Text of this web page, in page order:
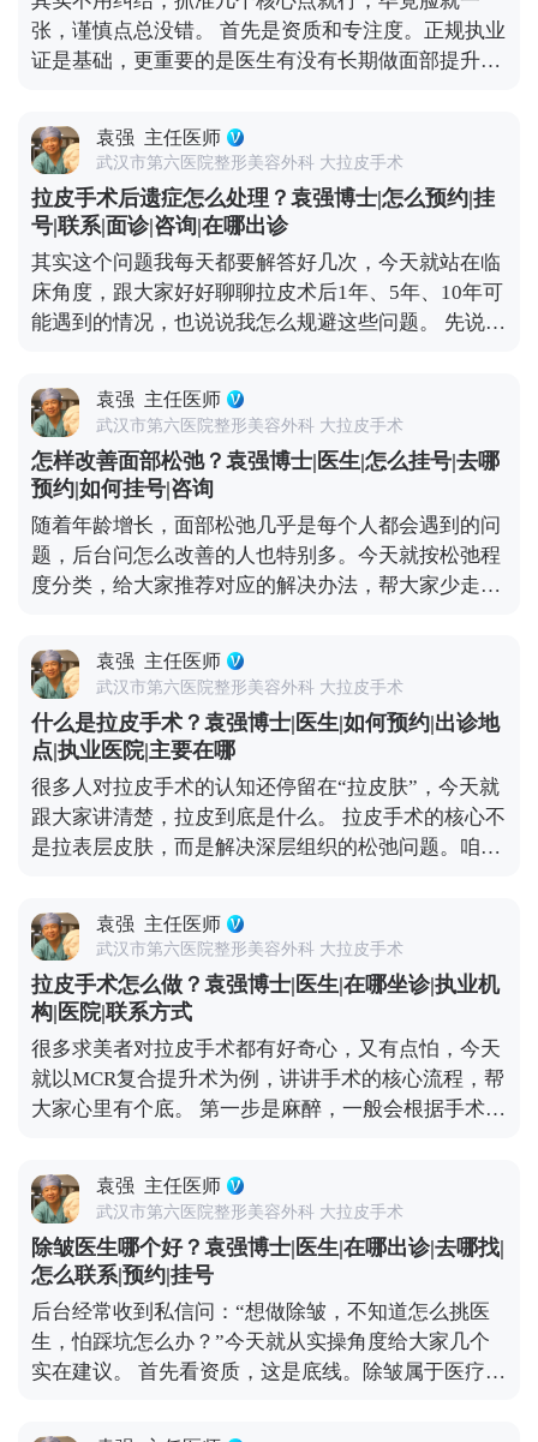
复合提升术的问题，可以去官方媒体平台（公众号、
百家号、小红薯）预约面诊，详细了解。
经是静态纹，或者是中重度松弛导致的法令纹，就需
要结合填充、提升等综合方式，比如MCR复合提升
术，从深层提升组织，既能改善松弛，也能淡化纹
常护理，再根据自身情况做科学的医美干预，才能更
高效地对抗法令纹。 想知道更多关于MCR复合提升
术的问题，可以去官方媒体平台（公众号、百家号、
小红薯）预约面诊，详细了解。
张，谨慎点总没错。 首先是资质和专注度。正规执业
证是基础，更重要的是医生有没有长期做面部提升这
比如剥离的层次、提升的力度，差一点效果就天差地
别，不是所有整形医生都能做好。 然后一定要看真实
案例。有经验的医生，手里肯定有大量术前术后对比
案例，而且得是完整的恢复周期案例，不是只放几张
精修图。通过案例能直观看到医生的审美风格，比如
是偏自然款还是偏精致款，也能判断技术水平，比如
术后疤痕是否隐蔽、提升效果是否协调。 还有很关键
的一点是沟通。好的医生不会一上来就推项目，而是
构做定制方案。另外术后跟进也不能少，负责任的医
生会在术后每天了解恢复情况，有问题及时处理，而
不是做完手术就不管了。小切口提升是医疗行为，多
花点时间选对医生，比什么都重要。 想知道更多关于
MCR复合提升术的问题，可以去官方媒体平台（公众
号、百家号、小红薯）预约面诊，详细了解。
袁强 主任医师
武汉市第六医院整形美容外科 大拉皮手术
拉皮手术后遗症怎么处理？袁强博士|怎么预约|挂
号|联系|面诊|咨询|在哪出诊
其实这个问题我每天都要解答好几次，今天就站在临
床角度，跟大家好好聊聊拉皮术后1年、5年、10年可
能遇到的情况，也说说我怎么规避这些问题。 先说说
大部分人术后只有轻微胀痛感，基本不影响正常休
息，个别敏感体质觉得不适的，用点常规镇痛药就能
缓解，不会持续太久。 再说说大家怕的“皮肉分离”，
那种“皮笑肉不笑”的僵硬感，其实大多是手术只拉了
表层皮肤，没处理深层组织导致的。像MCR复合提升
术这样的正规拉皮，都会分层处理，皮肤、筋膜、脂
肪、肌肉这些层次都要精细剥离再复位，就是为了避
免这种不自然的状态。 疤痕问题也不用过度担心。现
蔽位置，术后1-3个月疤痕会慢慢淡化，基本看不出
来，也不会因为拉扯让耳朵变形。至于五官变形、表
情丧失，核心是提拉方向和神经保护的问题，我临床
比较习惯用多矢量提升的方式，结合对解剖结构的熟
悉度，尽量避开重要神经，保证术后表情自然。 说到
底，拉皮的安全和效果，核心还是看医生的技术和经
验。选对人，才能真正实现自然持久的年轻化。 想知
道更多关于MCR复合提升术的问题，可以去官方媒体
解。
袁强 主任医师
武汉市第六医院整形美容外科 大拉皮手术
怎样改善面部松弛？袁强博士|医生|怎么挂号|去哪
预约|如何挂号|咨询
随着年龄增长，面部松弛几乎是每个人都会遇到的问
题，后台问怎么改善的人也特别多。今天就按松弛程
度分类，给大家推荐对应的解决办法，帮大家少走弯
致，有少量细纹，没出现明显下垂，优先选非手术方
式。像光电、超声刀这些，能刺激皮肤胶原再生，让
皮肤变紧致；线雕则是通过物理提拉，即时改善轻微
下垂，这些方法创伤小、恢复快，不影响正常生活。
如果是中度松弛，比如苹果肌开始下垂、法令纹明
显、眼角有轻微耷拉，非手术方式效果有限，就可以
考虑拉皮手术，比如MCR复合提升术，能精准解决局
部下垂问题。 如果是重度松弛，比如面部组织明显下
要传统拉皮手术了。它能深层提拉筋膜和肌肉，从根
源上解决松弛问题，效果也更持久。 另外提醒大家，
日常护肤、坚持防晒、健康饮食和适度运动，能延缓
皮肤松弛的速度。改善松弛没有统一答案，关键是先
判断自己的松弛程度，再在专业医生指导下选适合自
己的方案。 想知道更多关于MCR复合提升术的问
题，可以去官方媒体平台（公众号、百家号、小红
薯）预约面诊，详细了解。
袁强 主任医师
武汉市第六医院整形美容外科 大拉皮手术
什么是拉皮手术？袁强博士|医生|如何预约|出诊地
点|执业医院|主要在哪
很多人对拉皮手术的认知还停留在“拉皮肤”，今天就
跟大家讲清楚，拉皮到底是什么。 拉皮手术的核心不
是拉表层皮肤，而是解决深层组织的松弛问题。咱们
膜和肌肉也会松弛下垂，这才是皱纹、脸垮的根源。
它的原理很简单：就拿MCR复合提升术来说，就是通
过隐蔽的切口，把面部皮肤和深层组织分离开，然后
对松弛的筋膜、肌肉进行提拉、复位、收紧，再把多
余的皮肤切除，最后缝合，这样就能从根源上恢复面
部的紧致和轮廓感。 不是所有人都适合做拉皮，它更
适合中重度面部松弛的人——比如眼角下垂、苹果肌
凹陷、法令纹很深、下颌线模糊，而且用线雕、射频
不是“返老还童”的魔法，不能让你一下子年轻20岁，
但能帮你恢复到5-10年前的状态，而且效果比较持
久。当然，它也是有创伤和风险的，想做的话一定要
先充分了解，再找专业医生制定方案。 想知道更多关
于MCR复合提升术的问题，可以去官方媒体平台（公
众号、百家号、小红薯）预约面诊，详细了解。
袁强 主任医师
武汉市第六医院整形美容外科 大拉皮手术
拉皮手术怎么做？袁强博士|医生|在哪坐诊|执业机
构|医院|联系方式
很多求美者对拉皮手术都有好奇心，又有点怕，今天
就以MCR复合提升术为例，讲讲手术的核心流程，帮
大家心里有个底。 第一步是麻醉，一般会根据手术范
术就接受了，大家不用怕。 第二步设计切口，这步很
关键，直接影响术后疤痕隐蔽性。术中我通常会把切
口藏在发际线内、耳前或耳后这些不显眼的地方，尽
量做到术后不仔细看根本发现不了。 第三步是剥离与
提升，这是手术的核心。我一般会沿着切口，小心翼
翼地把皮肤和深层的筋膜、肌肉分离开，然后把松弛
的筋膜和肌肉向上提拉、复位收紧，从根源上解决松
弛问题。 第四步去除多余皮肤，提升到位后，脸上会
袁强 主任医师
武汉市第六医院整形美容外科 大拉皮手术
除皱医生哪个好？袁强博士|医生|在哪出诊|去哪找|
怎么联系|预约|挂号
后台经常收到私信问：“想做除皱，不知道怎么挑医
生，怕踩坑怎么办？”今天就从实操角度给大家几个
实在建议。 首先看资质，这是底线。除皱属于医疗美
衰相关的临床经验。大家可以去卫健委官网查医生的